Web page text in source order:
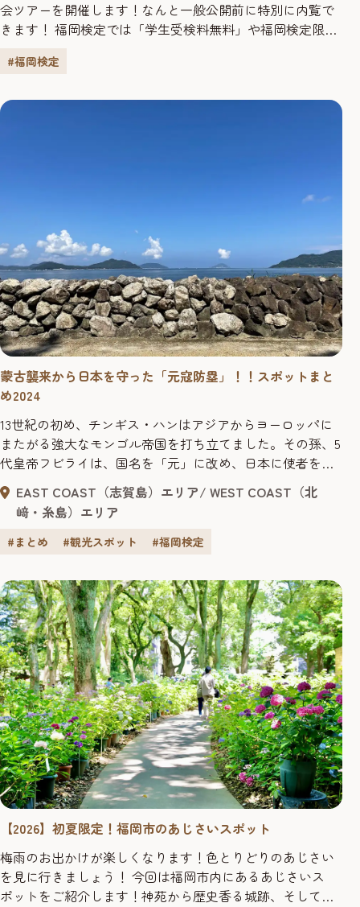
会ツアーを開催します！なんと一般公開前に特別に内覧で
きます！ 福岡検定では「学生受検料無料」や福岡検定限定
るよう取り組んでいます。 今回、令和６年度福岡検定合格
見櫓』一般公開前内覧会ツアー（概要）] ・開催時期 ３
#福岡検定
蒙古襲来から日本を守った「元寇防塁」！！スポットまと
め2024
13世紀の初め、チンギス・ハンはアジアからヨーロッパに
またがる強大なモンゴル帝国を打ち立てました。その孫、5
代皇帝フビライは、国名を「元」に改め、日本に使者を送
り、通交を求めましたが、鎌倉幕府はこれに応じませんで
した。そこで、フビライは1274年に日本に攻め込み、博多
湾西部に上陸し、九州の御家人（武士）たちと激しい戦い
を繰り広げました。この戦いで日本側は苦戦し、博多は大
EAST COAST（志賀島）エリア
WEST COAST（北
﨑・糸島）エリア
#まとめ #観光スポット #福岡検定
【2026】初夏限定！福岡市のあじさいスポット
梅雨のお出かけが楽しくなります！色とりどりのあじさい
を見に行きましょう！ 今回は福岡市内にあるあじさいス
ポットをご紹介します！神苑から歴史香る城跡、そして地